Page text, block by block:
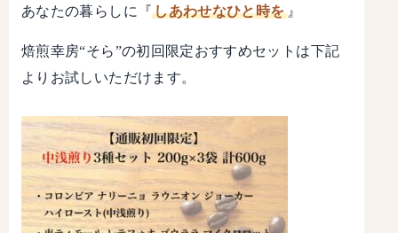
あなたの暮らしに『しあわせなひと時を』
焙煎幸房“そら”の初回限定おすすめセットは下記
よりお試しいただけます。